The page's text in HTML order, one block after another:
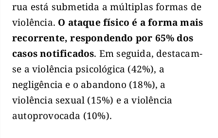
rua está submetida a múltiplas formas de
violência. O ataque físico é a forma mais
recorrente, respondendo por 65% dos
casos notificados. Em seguida, destacam-
se a violência psicológica (42%), a
negligência e o abandono (18%), a
violência sexual (15%) e a violência
autoprovocada (10%).